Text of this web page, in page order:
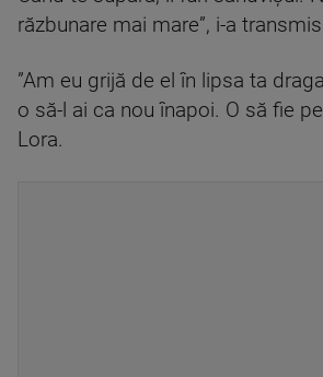
răzbunare mai mare”, i-a
”Am eu grijă de el în lipsa ta
o să-l ai ca nou înapoi. O să fie
Lora.